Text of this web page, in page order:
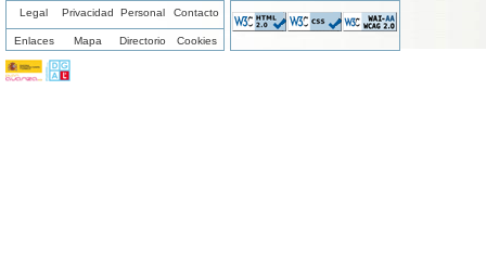
Legal Privacidad Personal Contacto
Enlaces Mapa Directorio Cookies